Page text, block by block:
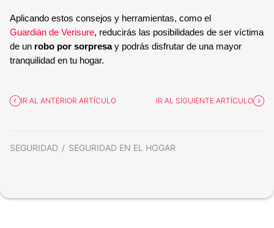
Aplicando estos consejos y herramientas, como el
Guardián de Verisure, reducirás las posibilidades de ser víctima
de un robo por sorpresay podrás disfrutar de una mayor
tranquilidad en tu hogar.
IR AL ANTERIOR ARTÍCULO IR AL SIGUIENTE ARTÍCULO
SEGURIDAD SEGURIDAD EN EL HOGAR